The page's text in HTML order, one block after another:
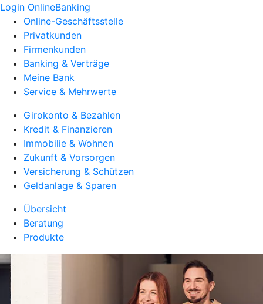
Login OnlineBanking
Online-Geschäftsstelle
Privatkunden
Firmenkunden
Banking & Verträge
Meine Bank
Service & Mehrwerte
Girokonto & Bezahlen
Kredit & Finanzieren
Immobilie & Wohnen
Zukunft & Vorsorgen
Versicherung & Schützen
Geldanlage & Sparen
Übersicht
Beratung
Produkte